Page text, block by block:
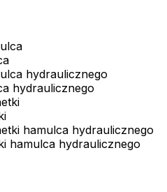
hydraulicznego
hydraulicznego
hamulca hydraulicznego
hamulca hydraulicznego